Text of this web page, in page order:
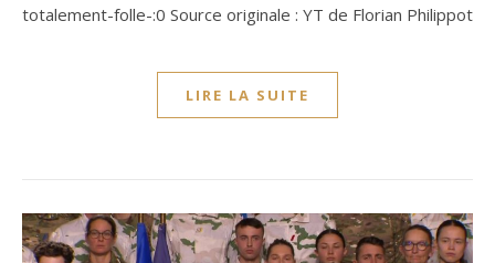
totalement-folle-:0 Source originale : YT de Florian Philippot
LIRE LA SUITE